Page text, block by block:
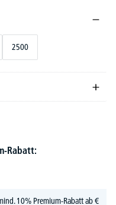
2500
Rabatt:
10% Premium-Rabatt ab €